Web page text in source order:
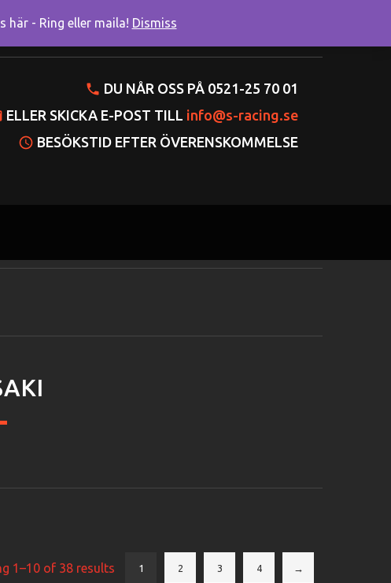
konto Varukorgen
DU NÅR OSS PÅ 0521-25 70 01
ELLER SKICKA E-POST TILL info@s-racing.se
BESÖKSTID EFTER ÖVERENSKOMMELSE
1–10 of 38 results 1 2 3 4 →
här - Ring eller maila! Dismiss